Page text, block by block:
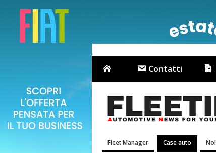
Contatti
Fleet Manager Case auto